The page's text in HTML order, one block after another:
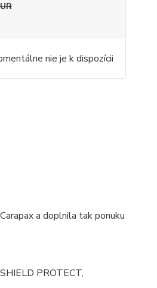
nie je k dispozícii
a doplnila tak ponuku
PROTECT,